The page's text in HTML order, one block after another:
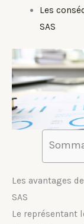
Les
SAS
Les avantages
SAS
Le représentant